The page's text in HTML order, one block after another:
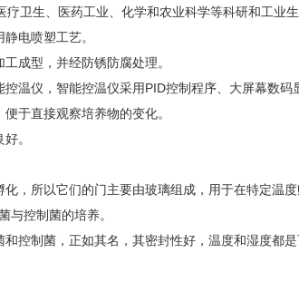
卫生、医药工业、化学和农业科学等科研和工业
电喷塑工艺。
成型，并经防锈防腐处理。
温仪，智能控温仪采用PID控制程序、大屏幕数码
于直接观察培养物的变化。
。
，所以它们的门主要由玻璃组成，用于在特定温
与控制菌的培养。
控制菌，正如其名，其密封性好，温度和湿度都是